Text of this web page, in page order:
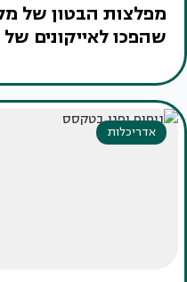
מפלצות הבטון של
שהפכו לאייקונים
אדריכלות